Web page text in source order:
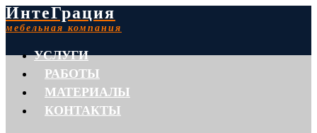
ИнтеГрация
мебельная компания
УСЛУГИ
РАБОТЫ
МАТЕРИАЛЫ
КОНТАКТЫ